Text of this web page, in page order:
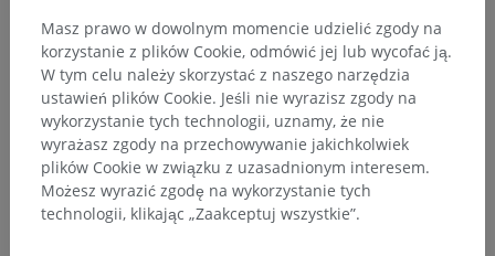
POBIERZ APLIKACJĘ
Masz prawo w dowolnym momencie udzielić zgody na
korzystanie z plików Cookie, odmówić jej lub wycofać ją.
W tym celu należy skorzystać z naszego narzędzia
ustawień plików Cookie. Jeśli nie wyrazisz zgody na
wykorzystanie tych technologii, uznamy, że nie
wyrażasz zgody na przechowywanie jakichkolwiek
plików Cookie w związku z uzasadnionym interesem.
Możesz wyrazić zgodę na wykorzystanie tych
technologii, klikając „Zaakceptuj wszystkie”.